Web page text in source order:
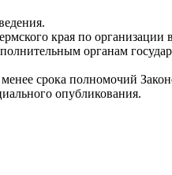
края по
органам
срока полномочий
опубликования.